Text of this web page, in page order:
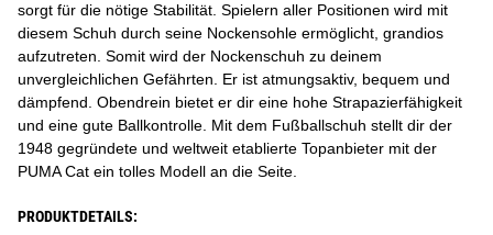
sorgt für die nötige Stabilität. Spielern aller Positionen wird mit
diesem Schuh durch seine Nockensohle ermöglicht, grandios
aufzutreten. Somit wird der Nockenschuh zu deinem
unvergleichlichen Gefährten. Er ist atmungsaktiv, bequem und
dämpfend. Obendrein bietet er dir eine hohe Strapazierfähigkeit
und eine gute Ballkontrolle. Mit dem Fußballschuh stellt dir der
1948 gegründete und weltweit etablierte Topanbieter mit der
PUMA Cat ein tolles Modell an die Seite.
PRODUKTDETAILS: